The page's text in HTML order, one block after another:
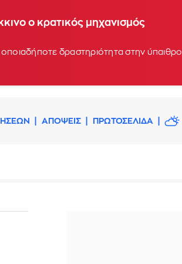
ο κρατικός μηχανισμός
δραστηριότητα στην ύπαιθρο
ΑΠΟΨΕΙΣ ΠΡΩΤΟΣΕΛΙΔΑ